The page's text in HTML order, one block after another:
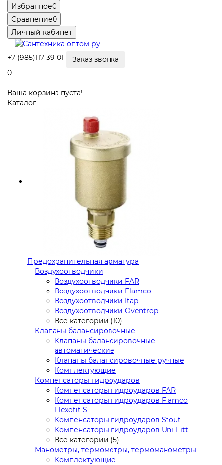
Избранное0
Сравнение0
Личный кабинет
+7 (985)117-39-01
Заказ звонка
0
Ваша корзина пуста!
Каталог
Предохранительная арматура
Воздухоотводчики
Воздухоотводчики FAR
Воздухоотводчики Flamco
Воздухоотводчики Itap
Воздухоотводчики Oventrop
Все категории (10)
Клапаны балансировочные
Клапаны балансировочные
автоматические
Клапаны балансировочные ручные
Комплектующие
Компенсаторы гидроударов
Компенсаторы гидроударов FAR
Компенсаторы гидроударов Flamco
Flexofit S
Компенсаторы гидроударов Stout
Компенсаторы гидроударов Uni-Fitt
Все категории (5)
Манометры, термометры, термоманометры
Комплектующие